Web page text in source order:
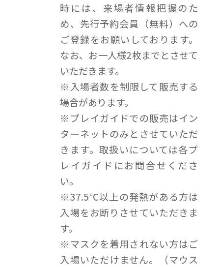
時には、来場者情報把握のた
め、先行予約会員（無料）への
ご登録をお願いしております。
なお、お一人様2枚までとさせて
いただきます。
※入場者数を制限して販売する
場合があります。
※プレイガイドでの販売はイン
ターネットのみとさせていただ
きます。取扱いについては各プ
レイガイドにお問合せくださ
い。
※37.5℃以上の発熱がある方は
入場をお断りさせていただきま
す。
※マスクを着用されない方はご
入場いただけません。（マウス